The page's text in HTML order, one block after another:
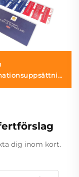
svar om brittisk
dig inom kort.